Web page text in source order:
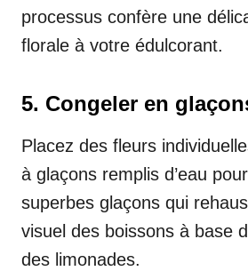
processus confère une
florale à votre édulcorant.
5. Congeler en
Placez des fleurs
à glaçons remplis d’eau
superbes glaçons qui
visuel des boissons à base
des limonades.